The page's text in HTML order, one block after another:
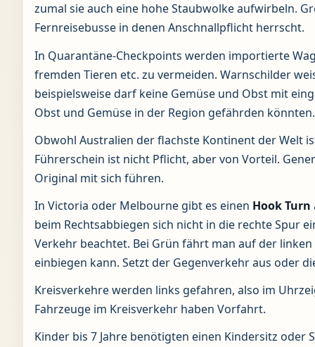
zumal sie auch eine hohe Staubwolke aufwirbeln.
Fernreisebusse in denen Anschnallpflicht herrscht.
In Quarantäne-Checkpoints werden importierte
fremden Tieren etc. zu vermeiden. Warnschilder
beispielsweise darf keine Gemüse und Obst mit
Obst und Gemüse in der Region gefährden könnten.
Obwohl Australien der flachste Kontinent der Welt
Führerschein ist nicht Pflicht, aber von Vorteil.
Original mit sich führen.
In Victoria oder Melbourne gibt es einen Hook Turn
beim Rechtsabbiegen sich nicht in die rechte Spur
Verkehr beachtet. Bei Grün fährt man auf der
einbiegen kann. Setzt der Gegenverkehr aus oder
Kreisverkehre werden links gefahren, also im
Fahrzeuge im Kreisverkehr haben Vorfahrt.
Kinder bis 7 Jahre benötigten einen Kindersitz oder